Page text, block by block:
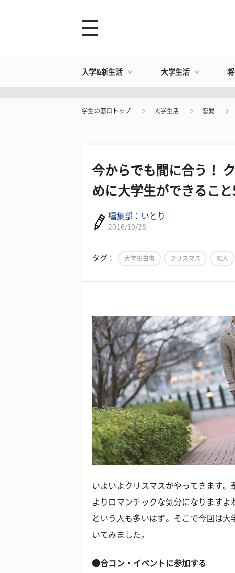
入学&新生活 大学生活
学生の窓口トップ 大学生活 恋愛
今からでも間に合う！
めに大学生ができるこ
編集部：いとり
2016/10/28
タグ： 大学生白書 クリスマス 恋人
いよいよクリスマスがやってきます。
よりロマンチックな気分になりますよ
という人も多いはず。そこで今回は
いてみました。
●合コン・イベントに参加する